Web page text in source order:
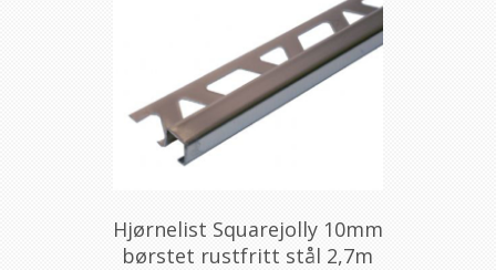
Hjørnelist Squarejolly 10mm
børstet rustfritt stål 2,7m